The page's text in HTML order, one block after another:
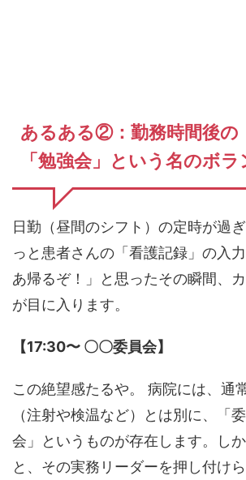
あるある②：勤務時間後の
「勉強会」という名のボ
日勤（昼間のシフト）の定時が過
っと患者さんの「看護記録」の入
あ帰るぞ！」と思ったその瞬間、
が目に入ります。
【17:30〜 〇〇委員会】
この絶望感たるや。 病院には、通
（注射や検温など）とは別に、「
会」というものが存在します。し
と、その実務リーダーを押し付けら